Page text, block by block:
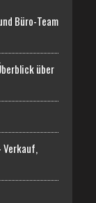
Büro-Team
über